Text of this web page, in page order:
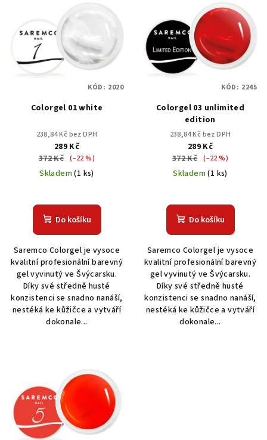
Colorgel 01 white
238,84 Kč bez DPH
289 Kč
372 Kč (–22 %)
Skladem(1 ks)
Do košíku
Saremco Colorgel je vysoce
kvalitní profesionální barevný
gel vyvinutý ve Švýcarsku.
Díky své středně husté
konzistenci se snadno nanáší,
nestéká ke kůžičce a vytváří
dokonale...
KÓD: 2020
Colorgel 03 unlimited
edition
238,84 Kč bez DPH
289 Kč
372 Kč (–22 %)
Skladem(1 ks)
Do košíku
Saremco Colorgel je vysoce
kvalitní profesionální barevný
gel vyvinutý ve Švýcarsku.
Díky své středně husté
konzistenci se snadno nanáší,
nestéká ke kůžičce a vytváří
dokonale...
KÓD: 2245